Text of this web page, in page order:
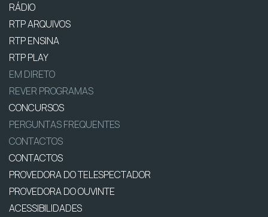
RÁDIO
RTP ARQUIVOS
RTP ENSINA
RTP PLAY
EM DIRETO
REVER PROGRAMAS
CONCURSOS
PERGUNTAS FREQUENTES
CONTACTOS
CONTACTOS
PROVEDORA DO TELESPECTADOR
PROVEDORA DO OUVINTE
ACESSIBILIDADES